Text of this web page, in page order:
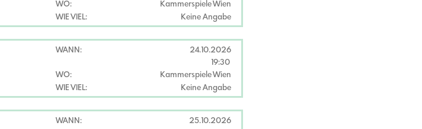
WO:
Kammerspiele Wien
WIE VIEL:
Keine Angabe
WANN:
24.10.2026
19:30
WO:
Kammerspiele Wien
WIE VIEL:
Keine Angabe
WANN:
25.10.2026